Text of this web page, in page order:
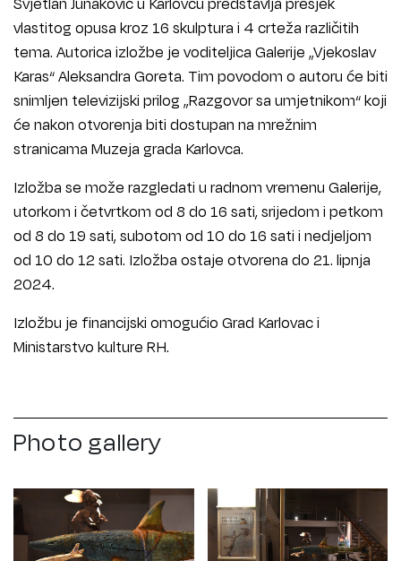
vlastitog opusa kroz 16 skulptura i 4 crteža različitih
tema. Autorica izložbe je voditeljica Galerije „Vjekoslav
Karas“ Aleksandra Goreta. Tim povodom o autoru će biti
snimljen televizijski prilog „Razgovor sa umjetnikom“ koji
će nakon otvorenja biti dostupan na mrežnim
stranicama Muzeja grada Karlovca.
Izložba se može razgledati u radnom vremenu Galerije,
utorkom i četvrtkom od 8 do 16 sati, srijedom i petkom
od 8 do 19 sati, subotom od 10 do 16 sati i nedjeljom
od 10 do 12 sati. Izložba ostaje otvorena do 21. lipnja
2024.
Izložbu je financijski omogućio Grad Karlovac i
Ministarstvo kulture RH.
Photo gallery